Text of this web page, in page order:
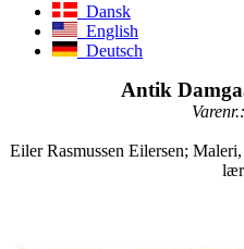
Dansk
English
Deutsch
Antik
Eiler Rasmussen Eilersen;